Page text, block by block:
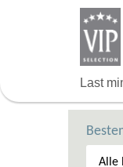
inhoud
Last